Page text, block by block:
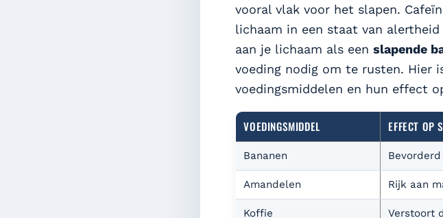
vooral vlak voor het slapen.
lichaam in een staat van
aan je lichaam als eenslapende
voeding nodig om te rusten. Hier
voedingsmiddelen en hun effect
VOEDINGSMIDDEL EFFECT OP
Bananen
Amandelen Rijk aan
Koffie Verstoort